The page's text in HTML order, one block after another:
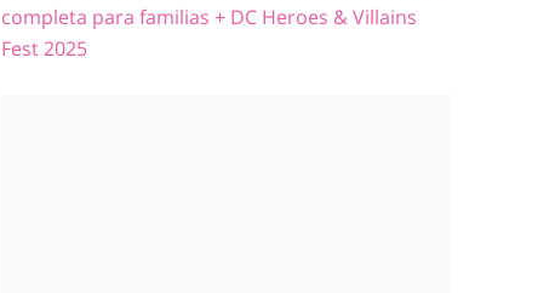
completa para familias + DC Heroes & Villains
Fest 2025